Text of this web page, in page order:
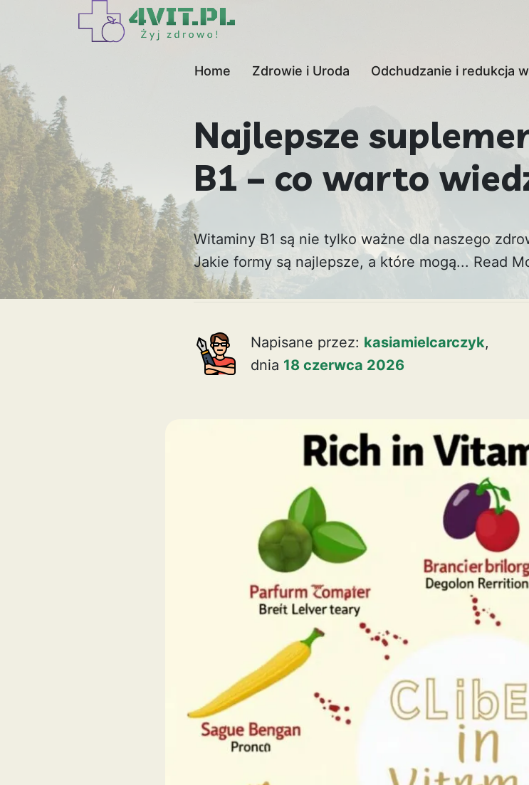
Home Zdrowie i Uroda Odchudzanie i redukcja
Najlepsze
B1 – co warto
Witaminy B1 są nie tylko ważne dla naszego
Jakie formy są najlepsze, a które mogą... Read
Napisane przez: kasiamielcarczyk,
dnia 18 czerwca 2026